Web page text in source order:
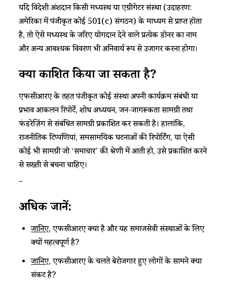
यदि विदेशी अंशदान किसी मध्यस्थ या एग्रीगेटर संस्था (उदाहरण:
अमेरिका में पंजीकृत कोई 501(c) संगठन) के माध्यम से प्राप्त होता
है, तो ऐसे मध्यस्थ के जरिए योगदान देने वाले प्रत्येक डोनर का नाम
और अन्य आवश्यक विवरण भी अनिवार्य रूप से उजागर करना होगा।
क्या प्रकाशित किया जा सकता है?
एफसीआरए के तहत पंजीकृत कोई संस्था अपनी कार्यक्रम संबंधी या
प्रभाव आकलन रिपोर्टें, शोध अध्ययन, जन-जागरूकता सामग्री तथा
फंडरेज़िंग से संबंधित सामग्री प्रकाशित कर सकती है। हालांकि,
राजनीतिक टिप्पणियां, समसामयिक घटनाओं की रिपोर्टिंग, या ऐसी
कोई भी सामग्री जो ‘समाचार’ की श्रेणी में आती हो, उसे प्रकाशित करने
से सख्ती से बचना चाहिए।
–
अधिक जानें:
जानिए, एफसीआरए क्या है और यह समाजसेवी संस्थाओं के लिए
क्यों महत्वपूर्ण है?
जानिए, एफसीआरए के चलते बेरोजगार हुए लोगों के सामने क्या
संकट है?